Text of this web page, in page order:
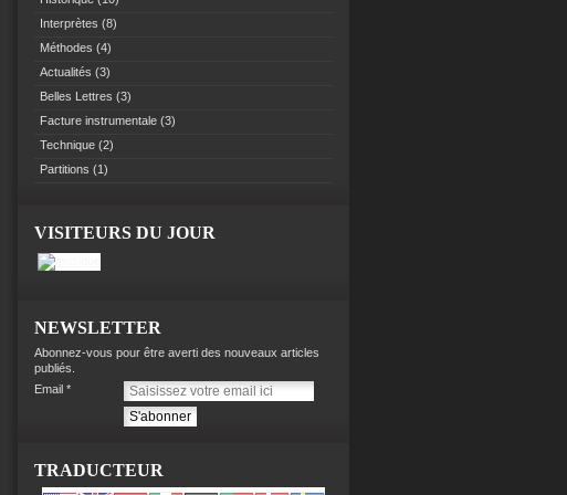
Interprètes (8)
Méthodes (4)
Actualités (3)
Belles Lettres (3)
Facture instrumentale (3)
Technique (2)
Partitions (1)
VISITEURS DU JOUR
NEWSLETTER
Abonnez-vous pour être averti des nouveaux articles
publiés.
Email
TRADUCTEUR